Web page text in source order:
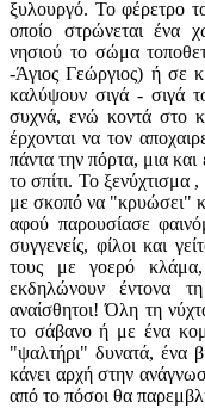
ξυλουργό. Το φέρετρο
οποίο στρώνεται ένα
νησιού το σώμα
-Άγιος Γεώργιος) ή σε
καλύψουν σιγά - σιγά
συχνά, ενώ κοντά στο
έρχονται να τον
πάντα την πόρτα, μια και
το σπίτι. Το ξενύχτισμα
με σκοπό να "κρυώσει"
αφού παρουσίασε
συγγενείς, φίλοι και
τους με γοερό
εκδηλώνουν έντονα
αναίσθητοι! Όλη τη
το σάβανο ή με ένα
"ψαλτήρι" δυνατά, ένα
κάνει αρχή στην
από το πόσοι θα